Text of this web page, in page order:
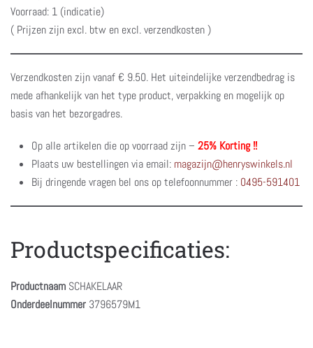
Voorraad: 1 (indicatie)
( Prijzen zijn excl. btw en excl. verzendkosten )
Verzendkosten zijn vanaf € 9.50. Het uiteindelijke verzendbedrag is
mede afhankelijk van het type product, verpakking en mogelijk op
basis van het bezorgadres.
Op alle artikelen die op voorraad zijn – 25% Korting !!
Plaats uw bestellingen via email: magazijn@henryswinkels.nl
Bij dringende vragen bel ons op telefoonnummer : 0495-591401
Productspecificaties:
Productnaam SCHAKELAAR
Onderdeelnummer 3796579M1